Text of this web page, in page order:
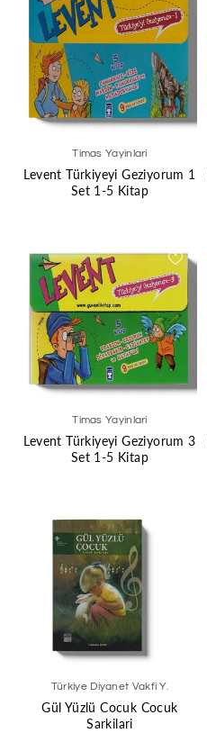
Timas Yayinlari
Levent Türkiyeyi Geziyorum 1
Set 1-5 Kitap
Timas Yayinlari
Levent Türkiyeyi Geziyorum 3
Set 1-5 Kitap
Türkiye Diyanet Vakfi Y.
Gül Yüzlü Cocuk Cocuk
Sarkilari